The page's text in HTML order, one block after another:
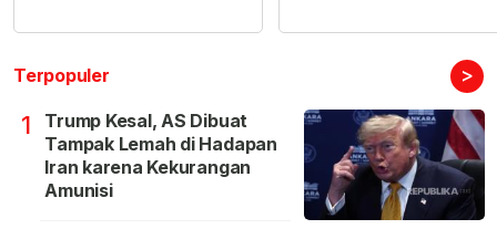
Terpopuler >
1
Trump Kesal, AS Dibuat
Tampak Lemah di Hadapan
Iran karena Kekurangan
Amunisi